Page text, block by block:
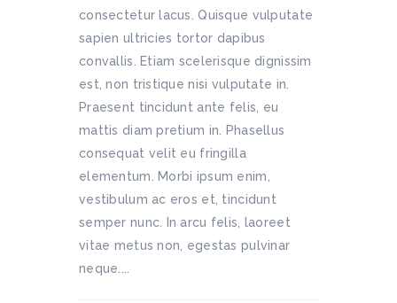
consectetur lacus. Quisque vulputate
sapien ultricies tortor dapibus
convallis. Etiam scelerisque dignissim
est, non tristique nisi vulputate in.
Praesent tincidunt ante felis, eu
mattis diam pretium in. Phasellus
consequat velit eu fringilla
elementum. Morbi ipsum enim,
vestibulum ac eros et, tincidunt
semper nunc. In arcu felis, laoreet
vitae metus non, egestas pulvinar
neque....